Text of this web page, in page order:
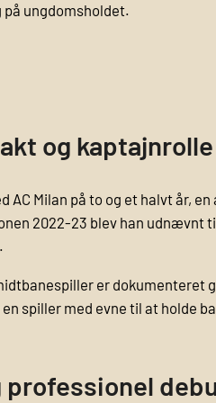
ungdomsholdet.
og kaptajnrolle
AC Milan på to og et halvt år,
2022-23 blev han udnævnt
er dokumenteret
spiller med evne til at holde
professionel